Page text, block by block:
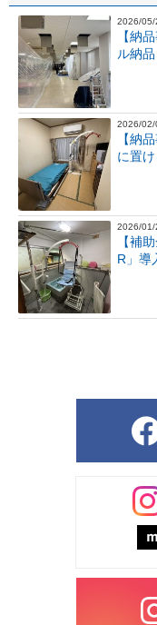
2026/05/
【納
ル納品
2026/02/
【納
に置
2026/01/
【補
R」導